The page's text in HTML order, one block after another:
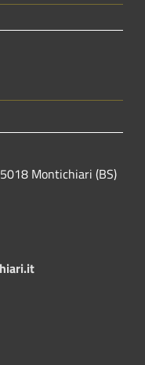
Montichiari (BS)